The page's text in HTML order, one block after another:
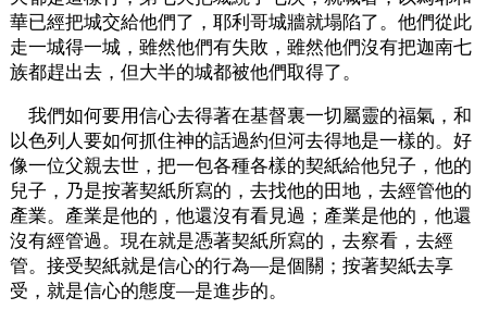
華已經把城交給他們了，耶利哥城牆就塌陷了。他們從此
走一城得一城，雖然他們有失敗，雖然他們沒有把迦南七
族都趕出去，但大半的城都被他們取得了。
我們如何要用信心去得著在基督裏一切屬靈的福氣，和
以色列人要如何抓住神的話過約但河去得地是一樣的。好
像一位父親去世，把一包各種各樣的契紙給他兒子，他的
兒子，乃是按著契紙所寫的，去找他的田地，去經管他的
產業。產業是他的，他還沒有看見過；產業是他的，他還
沒有經管過。現在就是憑著契紙所寫的，去察看，去經
管。接受契紙就是信心的行為—是個關；按著契紙去享
受，就是信心的態度—是進步的。